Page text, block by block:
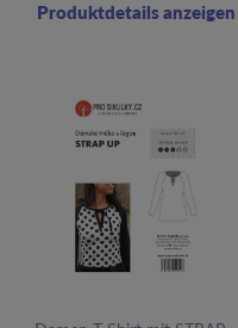
Produktdetails anzeigen